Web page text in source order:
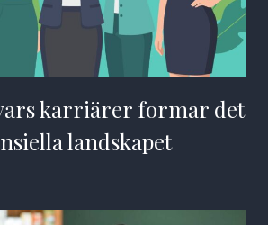
karriärer formar det
landskapet